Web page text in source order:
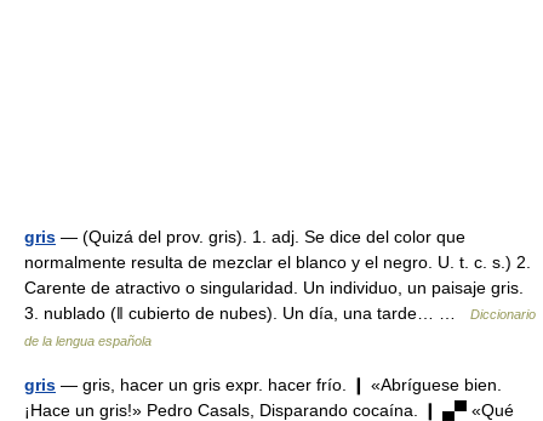
gris — (Quizá del prov. gris). 1. adj. Se dice del color que
normalmente resulta de mezclar el blanco y el negro. U. t. c. s.) 2.
Carente de atractivo o singularidad. Un individuo, un paisaje gris.
3. nublado (ǁ cubierto de nubes). Un día, una tarde… …
Diccionario
de la lengua española
gris — gris, hacer un gris expr. hacer frío. ❙ «Abríguese bien.
¡Hace un gris!» Pedro Casals, Disparando cocaína. ❙ ▄▀ «Qué